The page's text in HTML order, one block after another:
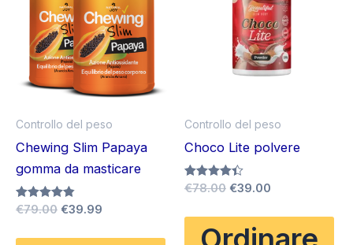
Controllo del peso
Chewing Slim Papaya
gomma da masticare
Valutato
€79.00 Il
originale
€39.99
attuale
Controllo del peso
Choco Lite polvere
Valutato
€78.00 Il
originale
era:
€39.00
attuale
è: